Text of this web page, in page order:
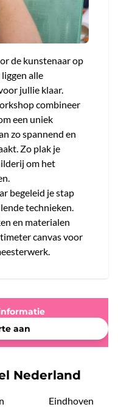
de kunstenaar op
alle
jullie klaar.
combineer
een uniek
zo spannend en
Zo plak je
om het
begeleid je stap
technieken.
en materialen
canvas voor
aan
Nederland
Eindhoven